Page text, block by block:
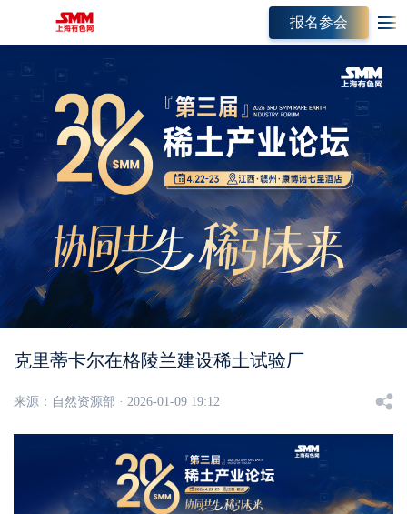
报名参会
克里蒂卡尔在格陵兰建设稀土试验厂
来源： 自然资源部 · 2026-01-09 19:12